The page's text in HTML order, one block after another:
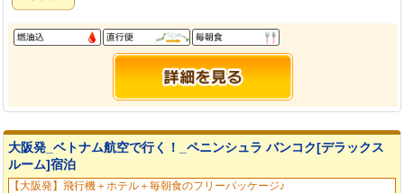
大阪発_ベトナム航空で行く！_ペニンシュラ バンコク[デラックス
ルーム]宿泊
【大阪発】飛行機＋ホテル＋毎朝食のフリーパッケージ♪